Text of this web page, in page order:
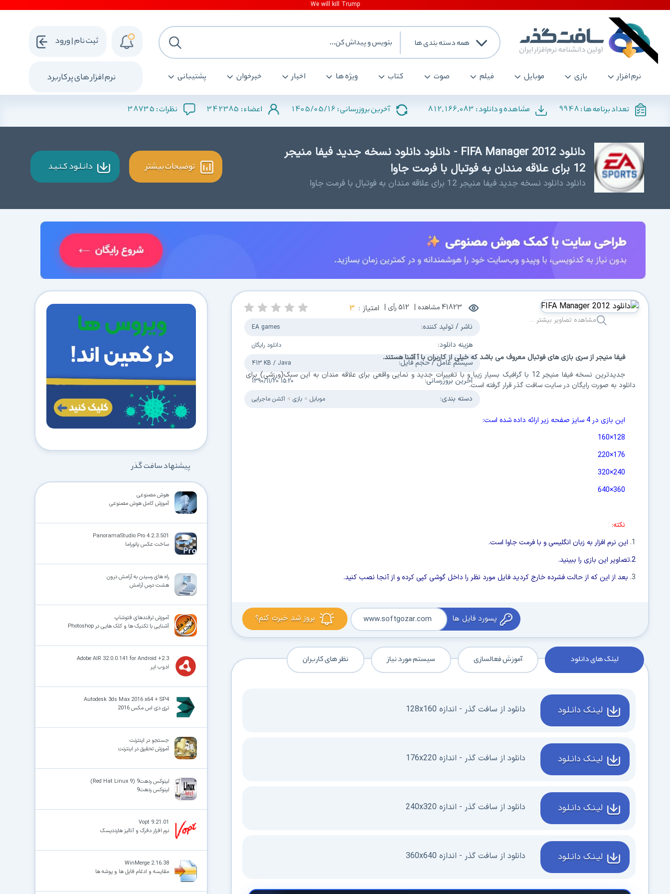
همه دسته بندی ها
نرم افزار بازی موبایل فیلم صوت کتاب ویژه ها اخبار خبرخوان پشتیبانی نرم افزار های پرکاربرد
ثبت نام | ورود
تعداد برنامه ها :9948 مشاهده و دانلود : 812,166,083 آخرین بروزرسانی : 1405/05/16 اعضاء : 342385 نظرات : 38735
دانلود FIFA Manager 2012 - دانلود دانلود نسخه جدید فیفا منیجر
12 برای علاقه مندان به فوتبال با فرمت جاوا
دانلود دانلود نسخه جدید فیفا منیجر 12 برای علاقه مندان به فوتبال با فرمت جاوا
توضیحات بیشتر دانـلـود کـنـیـد
مشاهده تصاویر بیشتر ...
41823مشاهده | 512رأی | امتیاز : 3
ناشر / تولید کننده: EA games
هزینه دانلود: دانلود رایگان
سیستم عامل / حجم فایل: 413 KB / Java
آخرین بروزرسانی: 1390/11/20 15:20
دسته بندی: موبایل بازی اکشن ماجرایی
فیفا منیجر از سری بازی های فوتبال معروف می باشد که خیلی از کاربران با آ آشنا هستند.
جدیدترین نسخه فیفا منیجر12 با گرافیک بسیار زیبا و با تغییرات جدید و نمایی واقعی برای علاقه مندان به این سبک(ورزشی) برای
دانلود به صورت رایگان در سایت سافت گذر قرار گرفته است.
این بازی در 4 سایز صفحه زیر ارائه داده شده است:
128×160
176×220
240×320
360×640
نکته:
1. این نرم افزار به زبان انگلیسی و با فرمت جاوا است.
2.تصاویر این بازی را ببینید.
3. بعد از این که از حالت فشرده خارج کردید فایل مورد نظر را داخل گوشی کپی کرده و از آنجا نصب کنید.
بروز شد خبرت کنم؟ پسورد فایل ها www.softgozar.com
لینک های دانلود آموزش فعالسازی سیستم مورد نیاز نظر های کاربران
لیـنـک دانـلـود دانلود از سافت گذر - اندازه 128x160
لیـنـک دانـلـود دانلود از سافت گذر - اندازه 176x220
لیـنـک دانـلـود دانلود از سافت گذر - اندازه 240x320
لیـنـک دانـلـود دانلود از سافت گذر - اندازه 360x640
پیشنهاد سافت گذر
هوش مصنوعی
آموزش کامل هوش مصنوعی
PanoramaStudio Pro 4.2.3.501
ساخت عکس پانوراما
راه های رسیدن به آرامش درون
هشت درس آرامش
آموزش ترفندهای فتوشاپ
آشنایی با تکنیک ها و کلک هایی در Photoshop
Adobe AIR 32.0.0.141 for Android +2.3
ادوب ایر
Autodesk 3ds Max 2016 x64 + SP4
تری‌ دی‌ اس‌ مکس 2016
جستجو در اینترنت
آموزش تحقیق در اینترنت
لینوکس ردهت9 (Red Hat Linux 9)
لینوکس ردهت9
Vopt 9.21.01
نرم افزار دفرگ و آنالیز هارددیسک
WinMerge 2.16.38
مقایسه و ادغام فایل ها و پوشه ها